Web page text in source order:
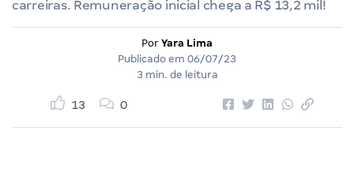
carreiras. Remuneração inicial chega a R$ 13,2 mil!
Por Yara Lima
Publicado em 06/07/23
3 min. de leitura
13 0